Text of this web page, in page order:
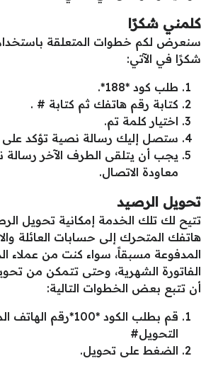
كلمني شكرًا
سنعرض لكم خطوات المتعلقة
شكرًا في الآتي:
طلب كود *188*.
كتابة رقم هاتفك ثم كتابة # .
اختيار كلمة تم.
ستصل إليك رسالة نصية تؤكد على
يجب أن يتلقى الطرف الآخر
معاودة الاتصال.
تحويل الرصيد
تتيح لك تلك الخدمة إمكانية تحويل
هاتفك المتحرك إلى حسابات العائلة
المدفوعة مسبقاً، سواء كنت من عملاء
الفاتورة الشهرية، وحتى تتمكن من
أن تتبع بعض الخطوات التالية:
قم بطلب الكود
التحويل#
الضغط على تحويل.